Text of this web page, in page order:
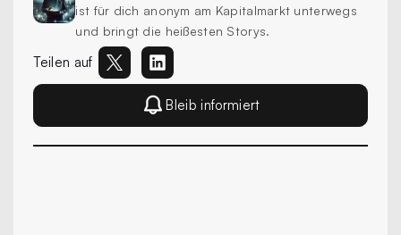
ist für dich anonym am Kapitalmarkt unterwegs
und bringt die heißesten Storys.
Teilen auf
Bleib informiert